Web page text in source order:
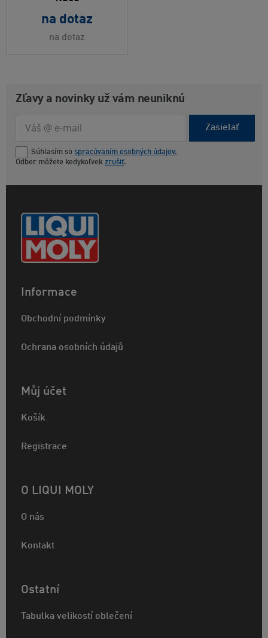
na dotaz
na dotaz
Zľavy a novinky už vám neuniknú
Zasielať
Súhlasím so spracúvaním osobných údajov.
Odber môžete kedykoľvek zrušiť.
Informace
Obchodní podmínky
Ochrana osobních údajů
Můj účet
Košík
Registrace
O LIQUI MOLY
O nás
Kontakt
Ostatní
Tabulka velikostí oblečení